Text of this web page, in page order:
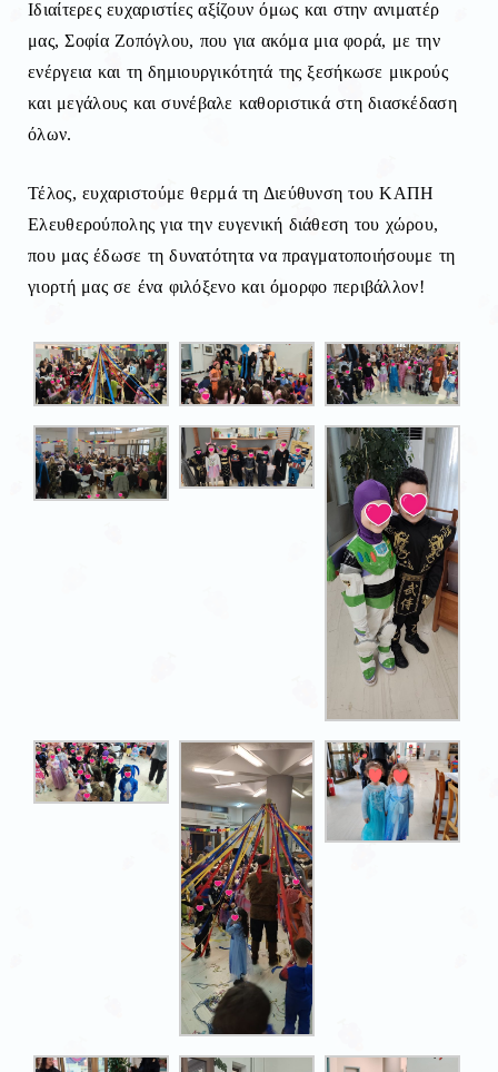
Ιδιαίτερες ευχαριστίες αξίζουν όμως και στην ανιματέρ
μας, Σοφία Ζοπόγλου, που για ακόμα μια φορά, με την
ενέργεια και τη δημιουργικότητά της ξεσήκωσε μικρούς
και μεγάλους και συνέβαλε καθοριστικά στη διασκέδαση
όλων.
Τέλος, ευχαριστούμε θερμά τη Διεύθυνση του ΚΑΠΗ
Ελευθερούπολης για την ευγενική διάθεση του χώρου,
που μας έδωσε τη δυνατότητα να πραγματοποιήσουμε τη
γιορτή μας σε ένα φιλόξενο και όμορφο περιβάλλον!